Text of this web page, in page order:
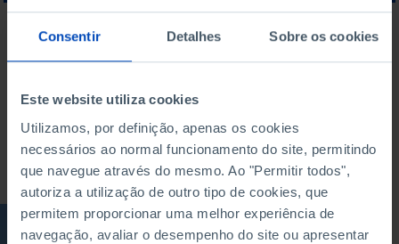
Consentir Detalhes Sobre os cookies
Este website utiliza cookies
Utilizamos, por definição, apenas os cookies
necessários ao normal funcionamento do site, permitindo
que navegue através do mesmo. Ao "Permitir todos",
autoriza a utilização de outro tipo de cookies, que
permitem proporcionar uma melhor experiência de
navegação, avaliar o desempenho do site ou apresentar
O QUE PROCURA?
Para pesquisar uma expressão coloque-a entre aspas
ARTIGO